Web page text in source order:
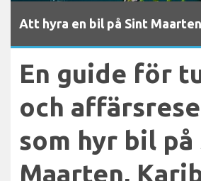
Att hyra en bil på Sint Maarten
En guide för
och
som hyr bil på
Maarten,